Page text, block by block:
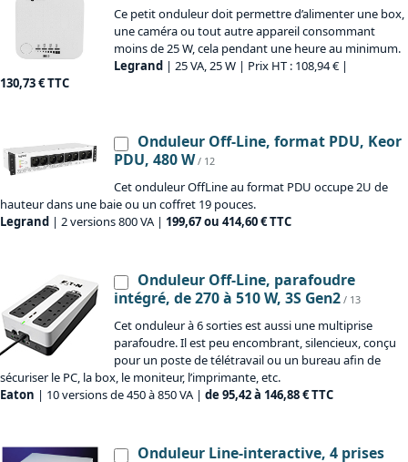
Ce petit onduleur doit permettre d’alimenter une box,
une caméra ou tout autre appareil consommant
moins de 25 W, cela pendant une heure au minimum.
Legrand | 25 VA, 25 W | Prix HT : 108,94 € |
130,73 € TTC
Onduleur Off-Line, format PDU, Keor
PDU, 480 W / 12
Cet onduleur OffLine au format PDU occupe 2U de
hauteur dans une baie ou un coffret 19 pouces.
Legrand | 2 versions 800 VA | 199,67 ou 414,60 € TTC
Onduleur Off-Line, parafoudre
intégré, de 270 à 510 W, 3S Gen2 / 13
Cet onduleur à 6 sorties est aussi une multiprise
parafoudre. Il est peu encombrant, silencieux, conçu
pour un poste de télétravail ou un bureau afin de
sécuriser le PC, la box, le moniteur, l’imprimante, etc.
Eaton | 10 versions de 450 à 850 VA | de 95,42 à 146,88 € TTC
Onduleur Line-interactive, 4 prises